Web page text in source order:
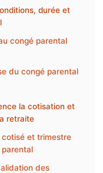
durée et
congé parental
du congé parental
la cotisation et
retraite
et trimestre
des